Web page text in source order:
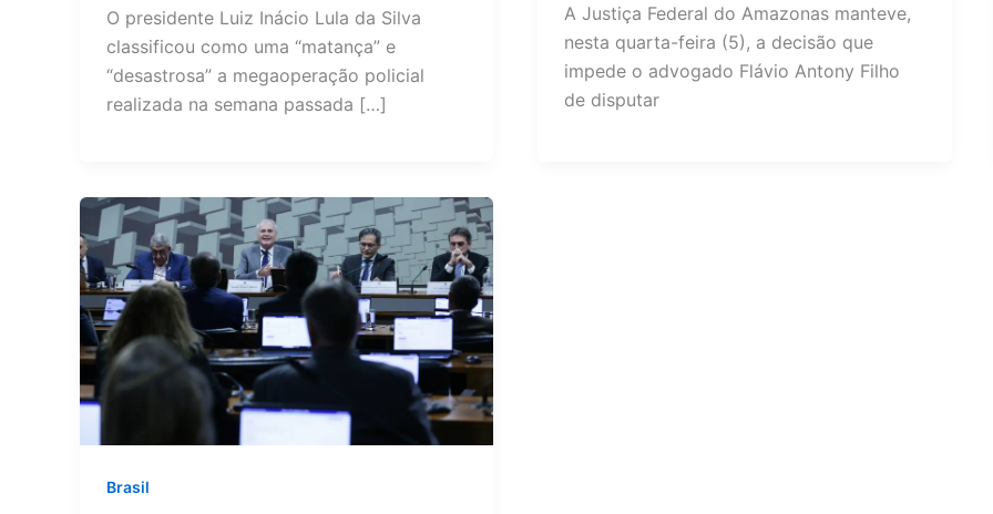
O presidente Luiz Inácio Lula da Silva
classificou como uma “matança” e
“desastrosa” a megaoperação policial
realizada na semana passada […]
A Justiça Federal do Amazonas manteve,
nesta quarta-feira (5), a decisão que
impede o advogado Flávio Antony Filho
de disputar
Brasil